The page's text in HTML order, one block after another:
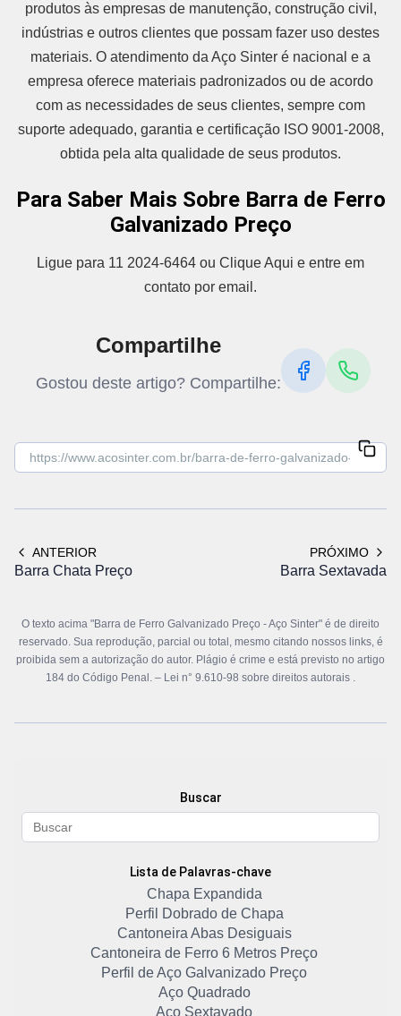
produtos às empresas de manutenção, construção civil,
indústrias e outros clientes que possam fazer uso destes
materiais. O atendimento da Aço Sinter é nacional e a
empresa oferece materiais padronizados ou de acordo
com as necessidades de seus clientes, sempre com
suporte adequado, garantia e certificação ISO 9001-2008,
obtida pela alta qualidade de seus produtos.
Para Saber Mais Sobre Barra de Ferro
Galvanizado Preço
Ligue para 11 2024-6464 ou Clique Aqui e entre em
contato por email.
Compartilhe
Gostou deste artigo? Compartilhe:
ANTERIOR
Barra Chata Preço
PRÓXIMO
Barra Sextavada
O texto acima "Barra de Ferro Galvanizado Preço - Aço Sinter" é de direito
reservado. Sua reprodução, parcial ou total, mesmo citando nossos links, é
proibida sem a autorização do autor. Plágio é crime e está previsto no artigo
184 do Código Penal. – Lei n° 9.610-98 sobre direitos autorais .
Buscar
Lista de Palavras-chave
Chapa Expandida
Perfil Dobrado de Chapa
Cantoneira Abas Desiguais
Cantoneira de Ferro 6 Metros Preço
Perfil de Aço Galvanizado Preço
Aço Quadrado
Aço Sextavado